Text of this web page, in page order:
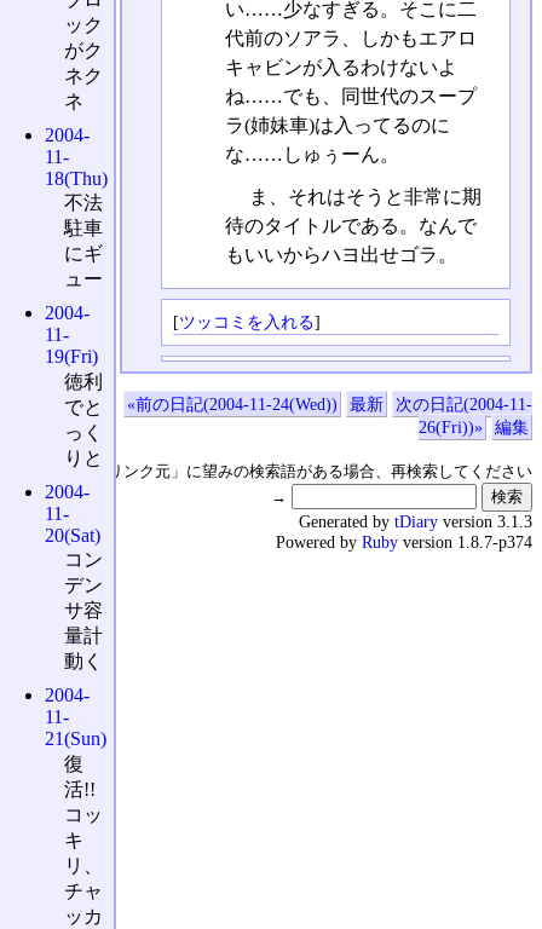
い……少なすぎる。そこに二
代前のソアラ、しかもエアロ
キャビンが入るわけないよ
ね……でも、同世代のスープ
ラ(姉妹車)は入ってるのに
な……しゅぅーん。
ま、それはそうと非常に期
待のタイトルである。なんで
もいいからハヨ出せゴラ。
[ツッコミを入れる]
«前の日記(2004-11-24(Wed)) 最新
次の日記(2004-11-
26(Fri))»
編集
↑の「本日のリンク元」に望みの検索語がある場合、再検索してください
→
ック
がク
ネク
ネ
2004-
11-
18(Thu)
不法
駐車
にギ
ュー
2004-
11-
19(Fri)
徳利
でと
っく
りと
2004-
11-
20(Sat)
コン
デン
サ容
量計
動く
2004-
11-
21(Sun)
復
活!!
コッ
キ
リ、
チャ
ッカ
Generated by tDiary version 3.1.3
Powered by Ruby version 1.8.7-p374